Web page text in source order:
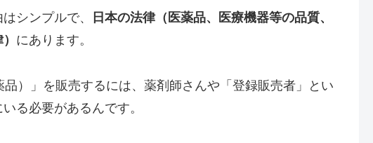
シンプルで、
日本の法律（医薬品、医療機器等の品質、
にあります。
）」を販売するには、薬剤師さんや「登録販売者」とい
る必要があるんです。